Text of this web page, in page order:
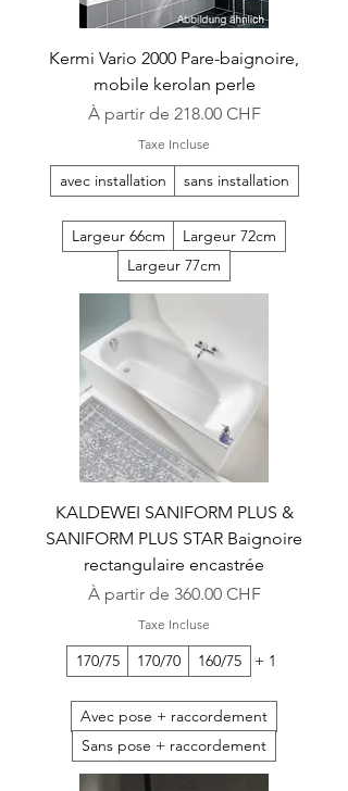
Kermi Vario 2000 Pare-baignoire,
mobile kerolan perle
À partir de 218.00 CHF
Prix promotionnel
Taxe Incluse
avec installation sans installation
Largeur 66cm
Largeur 72cm
Largeur 77cm
KALDEWEI SANIFORM PLUS &
SANIFORM PLUS STAR Baignoire
rectangulaire encastrée
À partir de 360.00 CHF
Prix promotionnel
Taxe Incluse
170/75 170/70 160/75 + 1
Avec pose + raccordement
Sans pose + raccordement